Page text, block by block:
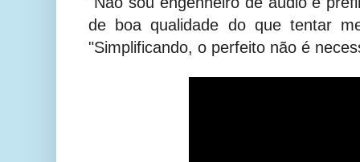
de boa qualidade do que tentar
"Simplificando, o perfeito não é